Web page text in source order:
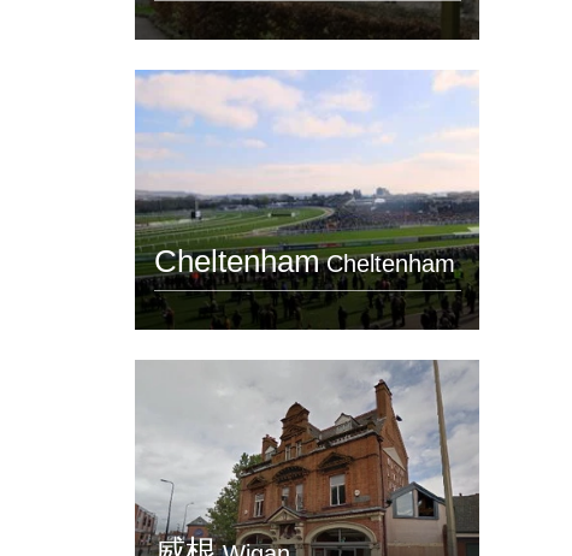
Cheltenham Cheltenham